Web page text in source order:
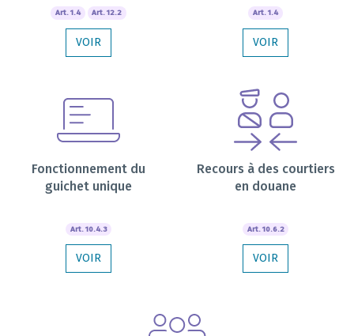
Art. 1.4 Art. 12.2
VOIR
Art. 1.4
VOIR
Fonctionnement du
guichet unique
Art. 10.4.3
VOIR
Recours à des courtiers
en douane
Art. 10.6.2
VOIR